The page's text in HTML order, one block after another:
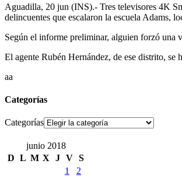
Aguadilla, 20 jun (INS).- Tres televisores 4K
delincuentes que escalaron la escuela Adams,
Según el informe preliminar, alguien forzó una
El agente Rubén Hernández, de ese distrito,
aa
Categorías
Categorías
junio 2018
D L M X J V S
1
2